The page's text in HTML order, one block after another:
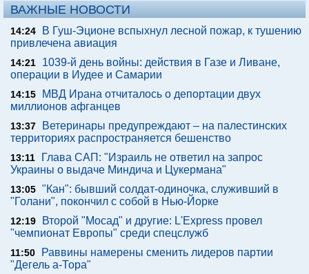
ВАЖНЫЕ НОВОСТИ
14:24
В Гуш-Эционе вспыхнул лесной пожар, к тушению
привлечена авиация
14:21
1039-й день войны: действия в Газе и Ливане,
операции в Иудее и Самарии
14:15
МВД Ирана отчиталось о депортации двух
миллионов афганцев
13:37
Ветеринары предупреждают – на палестинских
территориях распространяется бешенство
13:11
Глава САП: "Израиль не ответил на запрос
Украины о выдаче Миндича и Цукермана"
13:05 "Кан": бывший солдат-одиночка, служивший в
"Голани", покончил с собой в Нью-Йорке
12:19
Второй "Мосад" и другие: L'Express провел
"чемпионат Европы" среди спецслужб
11:50
Раввины намерены сменить лидеров партии
"Дегель а-Тора"